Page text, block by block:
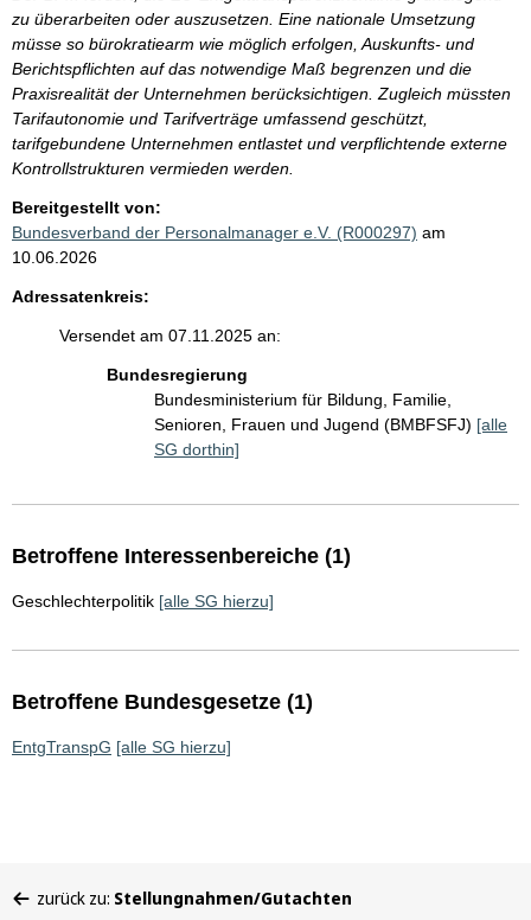
zu überarbeiten oder auszusetzen. Eine nationale Umsetzung
müsse so bürokratiearm wie möglich erfolgen, Auskunfts- und
Berichtspflichten auf das notwendige Maß begrenzen und die
Praxisrealität der Unternehmen berücksichtigen. Zugleich müssten
Tarifautonomie und Tarifverträge umfassend geschützt,
tarifgebundene Unternehmen entlastet und verpflichtende externe
Kontrollstrukturen vermieden werden.
Bereitgestellt von:
Bundesverband der Personalmanager e.V. (R000297) am
10.06.2026
Adressatenkreis:
Versendet am 07.11.2025 an:
Bundesregierung
Bundesministerium für Bildung, Familie,
Senioren, Frauen und Jugend (BMBFSFJ) [alle
SG dorthin]
Betroffene Interessenbereiche (1)
Geschlechterpolitik [alle SG hierzu]
Betroffene Bundesgesetze (1)
EntgTranspG [alle SG hierzu]
befinden
zurück zu: Stellungnahmen/Gutachten